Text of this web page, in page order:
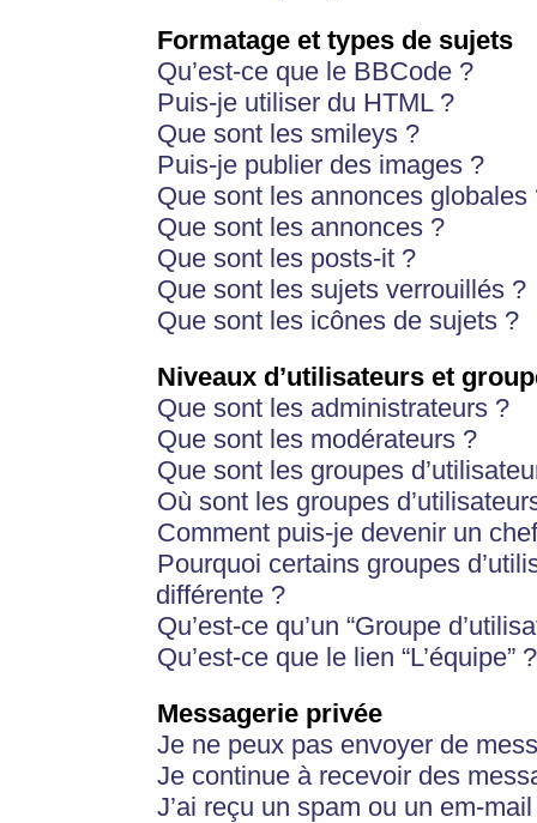
Formatage et types de sujets
Qu’est-ce que le BBCode ?
Puis-je utiliser du HTML ?
Que sont les smileys ?
Puis-je publier des images ?
Que sont les annonces globales
Que sont les annonces ?
Que sont les posts-it ?
Que sont les sujets verrouillés ?
Que sont les icônes de sujets ?
Niveaux d’utilisateurs et
Que sont les administrateurs ?
Que sont les modérateurs ?
Que sont les groupes
Où sont les groupes
Comment puis-je devenir un
Pourquoi certains groupes
différente ?
Qu’est-ce qu’un “Groupe
Qu’est-ce que le lien “L’équipe” ?
Messagerie privée
Je ne peux pas envoyer de
Je continue à recevoir des
J’ai reçu un spam ou un em-